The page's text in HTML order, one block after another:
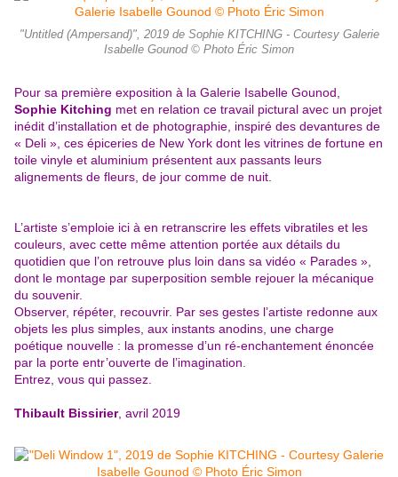
"Untitled (Ampersand)", 2019 de Sophie KITCHING - Courtesy Galerie
Isabelle Gounod © Photo Éric Simon
Pour sa première exposition à la Galerie Isabelle Gounod,
Sophie Kitching met en relation ce travail pictural avec un projet
inédit d’installation et de photographie, inspiré des devantures de
« Deli », ces épiceries de New York dont les vitrines de fortune en
toile vinyle et aluminium présentent aux passants leurs
alignements de fleurs, de jour comme de nuit.
L’artiste s’emploie ici à en retranscrire les effets vibratiles et les
couleurs, avec cette même attention portée aux détails du
quotidien que l’on retrouve plus loin dans sa vidéo « Parades »,
dont le montage par superposition semble rejouer la mécanique
du souvenir.
Observer, répéter, recouvrir. Par ses gestes l’artiste redonne aux
objets les plus simples, aux instants anodins, une charge
poétique nouvelle : la promesse d’un ré-enchantement énoncée
par la porte entr’ouverte de l’imagination.
Entrez, vous qui passez.
Thibault Bissirier, avril 2019